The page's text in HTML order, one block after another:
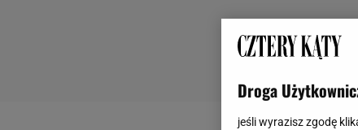
Droga
jeśli wyrazisz zgodę